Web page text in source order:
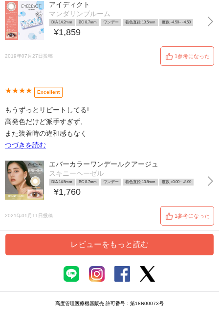
アイディクト
マンダリンブルーム
DIA 14.2mm BC 8.7mm ワンデー 着色直径 13.5mm 度数 -4.50~ -4.50
¥1,859
2019年07月27日投稿 1参考になった
★★★★ Excellent
もうずっとリピートしてる!
高発色だけど派手すぎず、
また装着時の違和感もなく
つづきを読む
エバーカラーワンデールクアージュ
スキニーヘーゼル
DIA 14.5mm BC 8.7mm ワンデー 着色直径 13.8mm 度数 ±0.00~ -8.00
¥1,760
2021年01月11日投稿 1参考になった
レビューをもっと読む
高度管理医療機器販売 許可番号：第18N00073号